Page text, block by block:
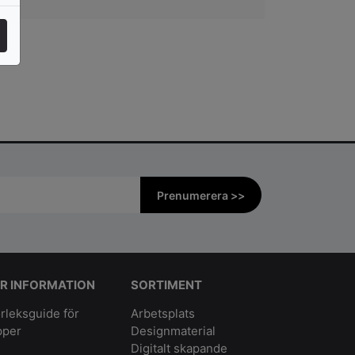
Prenumerera >>
INFORMATION
för
SORTIMENT
Arbetsplats
Designmaterial
Digitalt skapande